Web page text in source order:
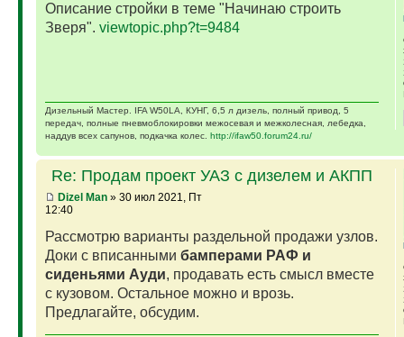
Описание стройки в теме "Начинаю строить
Зверя". viewtopic.php?t=9484
Дизельный Мастер. IFA W50LA, КУНГ, 6,5 л дизель, полный привод, 5
передач, полные пневмоблокировки межосевая и межколесная, лебедка,
наддув всех сапунов, подкачка колес. http://ifaw50.forum24.ru/
Re: Продам проект УАЗ с дизелем и АКПП
Dizel Man» 30 июл 2021, Пт
12:40
Рассмотрю варианты раздельной продажи узлов.
Доки с вписанными бамперами РАФ и
сиденьями Ауди, продавать есть смысл вместе
с кузовом. Остальное можно и врозь.
Предлагайте, обсудим.